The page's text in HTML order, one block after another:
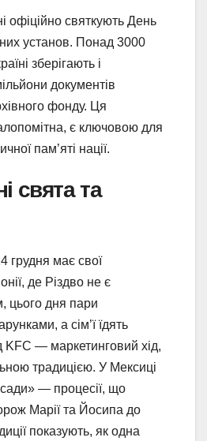
офіційно святкують День
установ. Понад 3000
зберігають і
документів
фонду. Ця
є ключовою для
пам’яті нації.
свята та
грудня має свої
де Різдво не є
цього дня пари
а сім’ї їдять
KFC — маркетинговий хід,
традицією. У Мексиці
— процесії, що
Марії та Йосипа до
показують, як одна